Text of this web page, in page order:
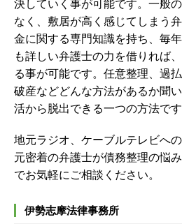
決していく事が可能です。一般
なく、敷居が高く感じてしまう
金に関する専門知識を持ち、毎
も詳しい弁護士の力を借りれば
る事が可能です。任意整理、過
破産などどんな方法があるか聞
活から脱出できる一つの方法です
地元ラジオ、ケーブルテレビへ
元密着の弁護士が債務整理の悩
でお気軽にご相談ください。
伊勢志摩法律事務所